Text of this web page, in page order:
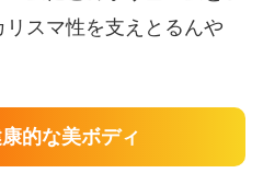
スマ性を支えとるんや
的な美ボディ